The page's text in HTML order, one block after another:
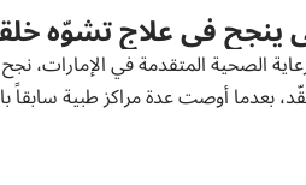
ينجح في علاج تشوّه
الصحية المتقدمة في الإمارات،
بعدما أوصت عدة مراكز طبية سابقاً